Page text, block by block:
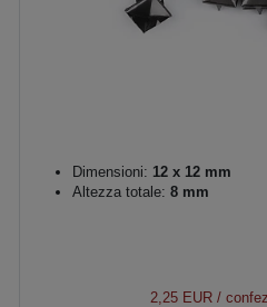
Dimensioni: 12 x 12 mm
Altezza totale: 8 mm
2,25 EUR/